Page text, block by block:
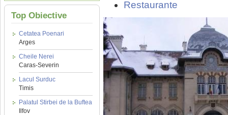
Top Obiective
Cetatea Poenari
Arges
Cheile Nerei
Caras-Severin
Lacul Surduc
Timis
Palatul Stirbei de la Buftea
Ilfov
Restaurante